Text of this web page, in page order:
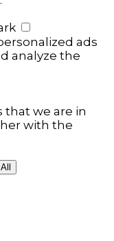
ads
analyze the
that we are in
with the